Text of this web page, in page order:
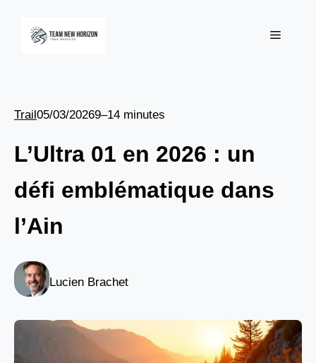
Menu
Trail05/03/20269–14 minutes
L’Ultra 01 en 2026 : un
défi emblématique dans
l’Ain
Lucien Brachet